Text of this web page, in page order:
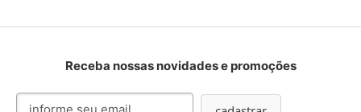
Receba nossas novidades e promoções
Inscreva-